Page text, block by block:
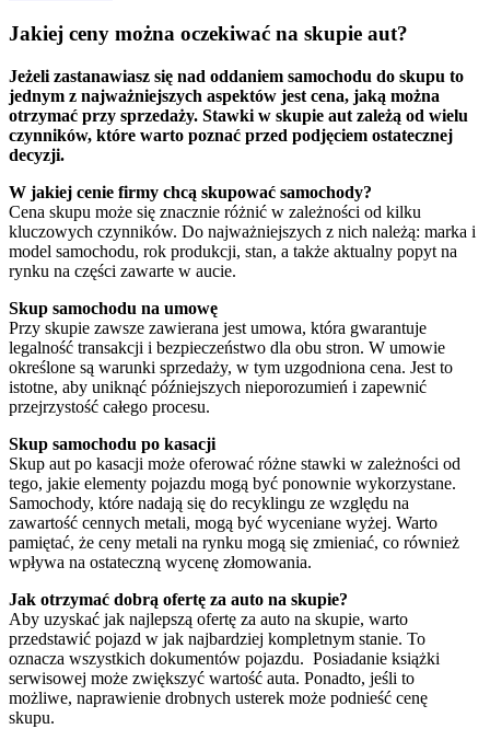
Jakiej ceny można oczekiwać na skupie aut?
Jeżeli zastanawiasz się nad oddaniem samochodu do skupu to
jednym z najważniejszych aspektów jest cena, jaką można
otrzymać przy sprzedaży. Stawki w skupie aut zależą od wielu
czynników, które warto poznać przed podjęciem ostatecznej
decyzji.
W jakiej cenie firmy chcą skupować samochody?
Cena skupu może się znacznie różnić w zależności od kilku
kluczowych czynników. Do najważniejszych z nich należą: marka i
model samochodu, rok produkcji, stan, a także aktualny popyt na
rynku na części zawarte w aucie.
Skup samochodu na umowę
Przy skupie zawsze zawierana jest umowa, która gwarantuje
legalność transakcji i bezpieczeństwo dla obu stron. W umowie
określone są warunki sprzedaży, w tym uzgodniona cena. Jest to
istotne, aby uniknąć późniejszych nieporozumień i zapewnić
przejrzystość całego procesu.
Skup samochodu po kasacji
Skup aut po kasacji może oferować różne stawki w zależności od
tego, jakie elementy pojazdu mogą być ponownie wykorzystane.
Samochody, które nadają się do recyklingu ze względu na
zawartość cennych metali, mogą być wyceniane wyżej. Warto
pamiętać, że ceny metali na rynku mogą się zmieniać, co również
wpływa na ostateczną wycenę złomowania.
Jak otrzymać dobrą ofertę za auto na skupie?
Aby uzyskać jak najlepszą ofertę za auto na skupie, warto
przedstawić pojazd w jak najbardziej kompletnym stanie. To
oznacza wszystkich dokumentów pojazdu. Posiadanie książki
serwisowej może zwiększyć wartość auta. Ponadto, jeśli to
możliwe, naprawienie drobnych usterek może podnieść cenę
skupu.